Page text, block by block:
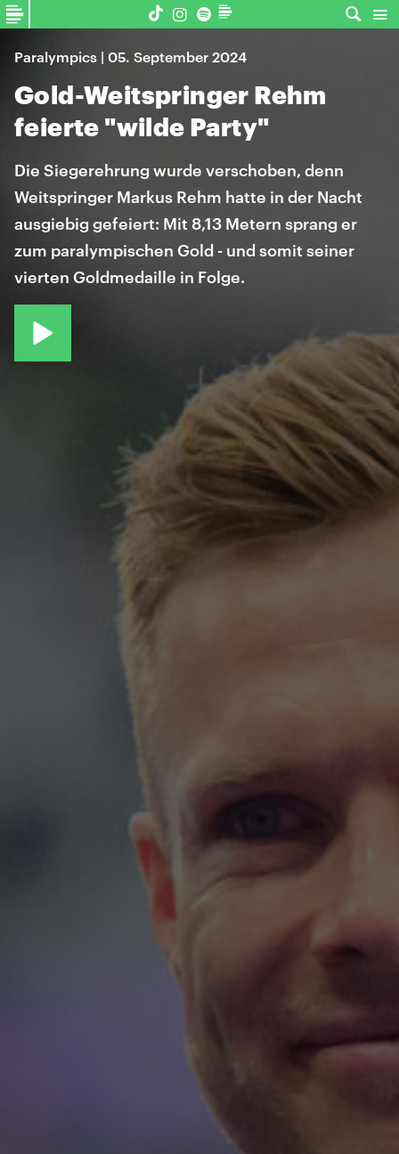
Paralympics | 05. September 2024
Gold-Weitspringer Rehm
feierte "wilde Party"
Die Siegerehrung wurde verschoben, denn
Weitspringer Markus Rehm hatte in der Nacht
ausgiebig gefeiert: Mit 8,13 Metern sprang er
zum paralympischen Gold - und somit seiner
vierten Goldmedaille in Folge.